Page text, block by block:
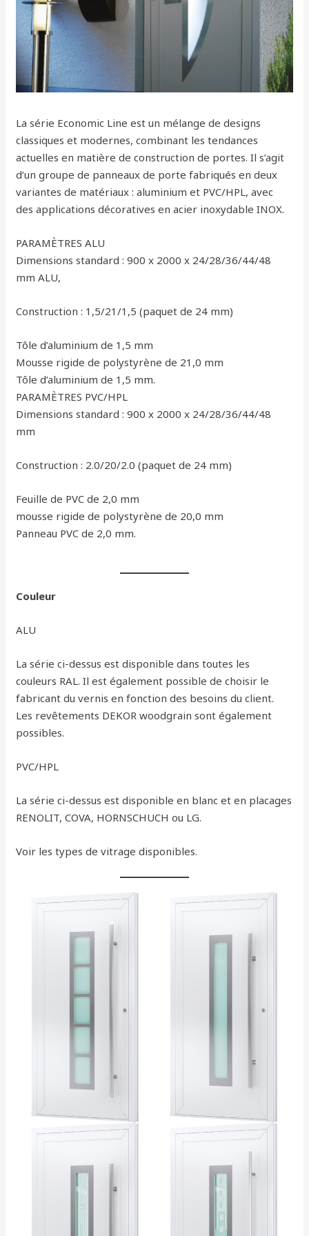
La série Economic Line est un mélange de designs
classiques et modernes, combinant les tendances
actuelles en matière de construction de portes. Il s’agit
d’un groupe de panneaux de porte fabriqués en deux
variantes de matériaux : aluminium et PVC/HPL, avec
des applications décoratives en acier inoxydable INOX.
PARAMÈTRES ALU
Dimensions standard : 900 x 2000 x 24/28/36/44/48
mm ALU,
Construction : 1,5/21/1,5 (paquet de 24 mm)
Tôle d’aluminium de 1,5 mm
Mousse rigide de polystyrène de 21,0 mm
Tôle d’aluminium de 1,5 mm.
PARAMÈTRES PVC/HPL
Dimensions standard : 900 x 2000 x 24/28/36/44/48
mm
Construction : 2.0/20/2.0 (paquet de 24 mm)
Feuille de PVC de 2,0 mm
mousse rigide de polystyrène de 20,0 mm
Panneau PVC de 2,0 mm.
Couleur
ALU
La série ci-dessus est disponible dans toutes les
couleurs RAL. Il est également possible de choisir le
fabricant du vernis en fonction des besoins du client.
Les revêtements DEKOR woodgrain sont également
possibles.
PVC/HPL
La série ci-dessus est disponible en blanc et en placages
RENOLIT, COVA, HORNSCHUCH ou LG.
Voir les types de vitrage disponibles.